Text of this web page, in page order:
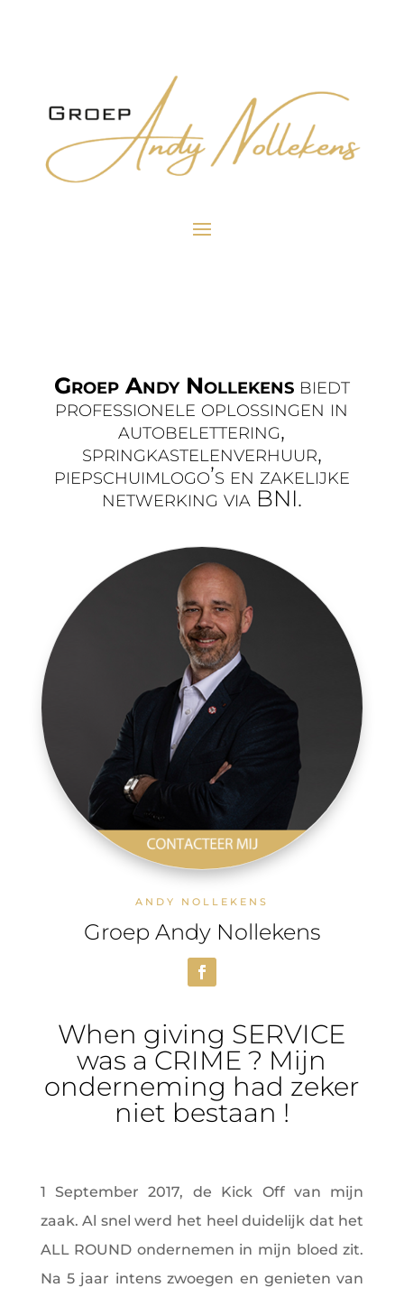
Groep Andy Nollekensbiedt
professionele oplossingen in
autobelettering,
springkastelenverhuur,
piepschuimlogo’s en zakelijke
netwerking via BNI.
ANDY NOLLEKENS
Groep Andy Nollekens
When giving SERVICE
was a CRIME ? Mijn
onderneming had zeker
niet bestaan !
1 September 2017, de Kick Off van mijn
zaak. Al snel werd het heel duidelijk dat het
ALL ROUND ondernemen in mijn bloed zit.
Na 5 jaar intens zwoegen en genieten van